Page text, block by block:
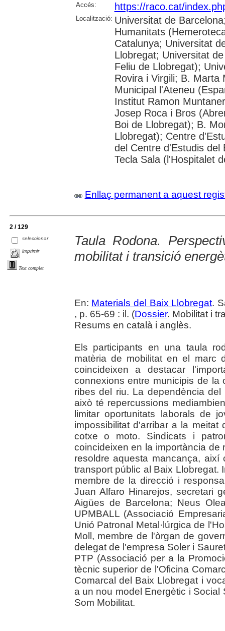
Accés: https://raco.cat/
Localització: Universitat de
Humanitats
Catalunya; Universitat
Llobregat; Universitat
Feliu de Llobregat);
Rovira i Virgili; B. Marta
Municipal l'Ateneu
Institut Ramon
Josep Roca i Bros
Boi de Llobregat); B.
Llobregat); Centre
del Centre d'Estudis del
Tecla Sala (l'Hospitalet
Enllaç permanent a aquest
2 / 129
seleccionar
imprimir
Text complet
Taula Rodona.
mobilitat i transició
En: Materials del Baix Llobregat.
, p. 65-69 : il. (Dossier. Mobilitat i
Resums en català i anglès.
Els participants en una taula
matèria de mobilitat en el marc
coincideixen a destacar
connexions entre municipis de la
ribes del riu. La dependència
això té repercussions
limitar oportunitats laborals de
impossibilitat d'arribar a la
cotxe o moto. Sindicats i
coincideixen en la importància
resoldre aquesta mancança,
transport públic al Baix Llobregat.
membre de la direcció i
Juan Alfaro Hinarejos, secretari
Aigües de Barcelona; Neus
UPMBALL (Associació
Unió Patronal Metal·lúrgica de
Moll, membre de l'òrgan de
delegat de l'empresa Soler i
PTP (Associació per a la
tècnic superior de l'Oficina
Comarcal del Baix Llobregat i
a un nou model Energètic i
Som Mobilitat.